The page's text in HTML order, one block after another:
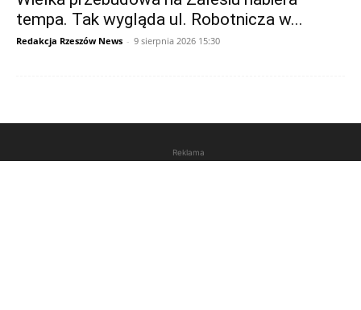
tempa. Tak wygląda ul. Robotnicza w...
Redakcja Rzeszów News - 9 sierpnia 2026 15:30
Reklama